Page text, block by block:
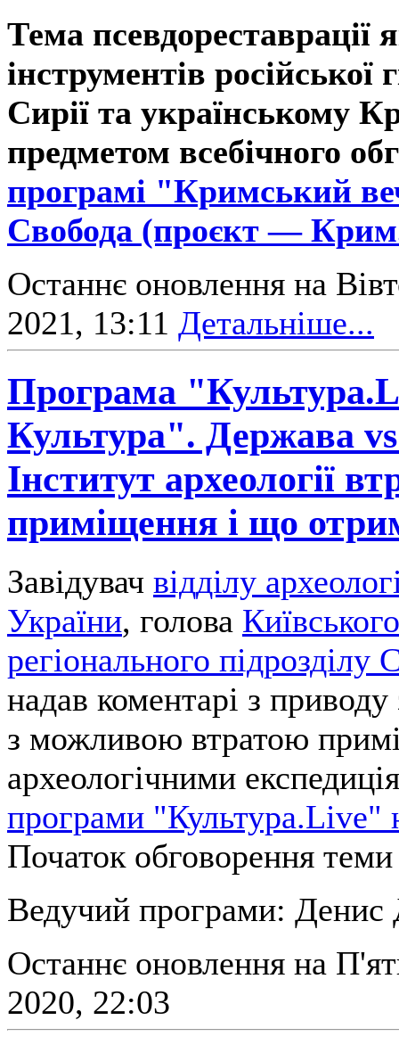
Тема псевдореставрації
інструментів російської
Сирії та українському
предметом всебічного
програмі "Кримський
Свобода (проєкт — Крим.
Останнє оновлення на
2021, 13:11 Детальніше...
Програма
Культура". Держава
Інститут археології
приміщення і що
Завідувач відділу
України, голова
регіонального підрозділу
надав коментарі з приводу
з можливою втратою
археологічними
програми "Культура.Live"
Початок обговорення
Ведучий програми: Денис
Останнє оновлення на
2020, 22:03